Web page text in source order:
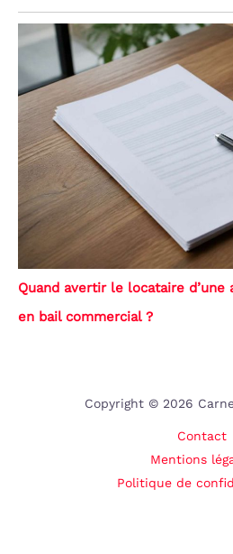
Quand avertir le locataire
en bail commercial ?
Copyright © 2026
Contact
Mentions
Politique de